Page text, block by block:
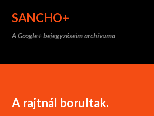
SANCHO+
A Google+ bejegyzéseim archívuma
A rajtnál borultak.